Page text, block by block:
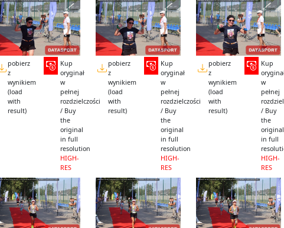
pobierz
z
wynikiem
(load
with
result)
Kup
oryginał
w
pełnej
rozdzielczości
/ Buy
the
original
in full
resolution
HIGH-
RES
pobierz
z
wynikiem
(load
with
result)
Kup
oryginał
w
pełnej
rozdzielczości
/ Buy
the
original
in full
resolution
HIGH-
RES
pobierz
z
wynikiem
(load
with
result)
Kup
w
pełnej
/ Buy
the
original
in full
HIGH-
RES